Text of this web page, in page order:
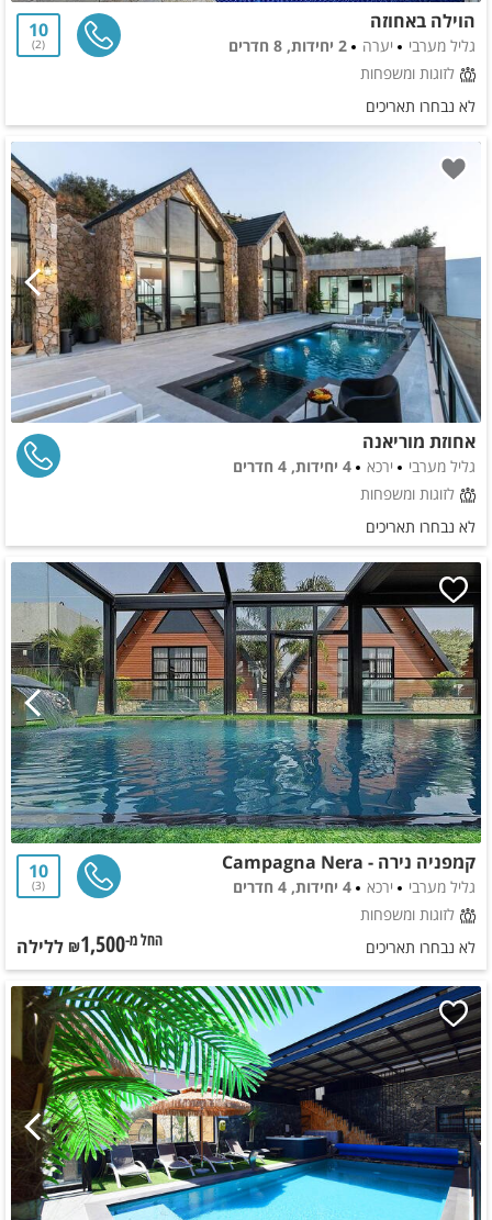
הוילה באחוזה
גליל מערבי יערה
2 יחידות, 8 חדרים
לזוגות ומשפחות
10
2
לא נבחרו תאריכים
אחוזת מוריאנה
גליל מערבי ירכא
4 יחידות, 4 חדרים
לזוגות ומשפחות
לא נבחרו תאריכים
קמפניה נירה - Campagna Nera
גליל מערבי ירכא
4 יחידות, 4 חדרים
לזוגות ומשפחות
10
3
לא נבחרו תאריכים החל מ-₪1,500 ללילה